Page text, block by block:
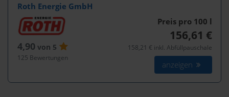
Roth Energie GmbH
4,90 von 5
125 Bewertungen
Preis pro 100 l
156,61 €
158,21 € inkl. Abfüllpauschale
anzeigen